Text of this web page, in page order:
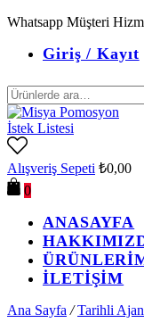
Whatsapp Müşteri
Giriş / Kayıt
Ara:
İstek Listesi
Alışveriş Sepeti ₺0,00
0
ANASAYFA
İLETİŞİM
Ana Sayfa / Tarihli